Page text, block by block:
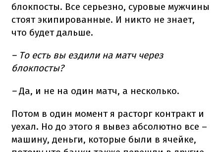
блокпосты. Все серьезно, суровые мужчины
стоят экипированные. И никто не знает,
что будет дальше.
– То есть вы ездили на матч через
блокпосты?
–Да, и не на один матч, а несколько.
Потом в один момент я расторг контракт и
уехал. Но до этого я вывез абсолютно все –
машину, деньги, которые были в ячейке,